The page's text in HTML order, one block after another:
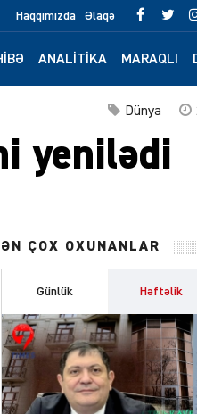
Haqqımızda Əlaqə
ANALITIKA MARAQLI
Dünya
yenilədi
ƏN ÇOX OXUNANLAR
Günlük Həftəlik